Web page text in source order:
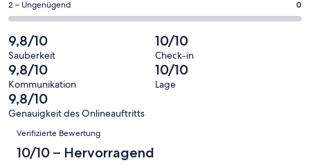
eine
Bewertung
von
10
-
Hervorragend
haben
Bewertung
von
8
-
Gut
8
Gästebewertungen
haben
eine
Bewertung
von
6
-
Okay
insgesamt
Gästebewertungen
haben
eine
Bewertung
von
4
0
von
insgesamt
8
Gästebewertungen
haben
eine
Bewertung
2 – Ungenügend 0
9,8/10
Sauberkeit
10/10
Check-in
9,8/10
Kommunikation
10/10
Lage
9,8/10
Genauigkeit des Onlineauftritts
Bewertungen
Verifizierte Bewertung
10/10 – Hervorragend